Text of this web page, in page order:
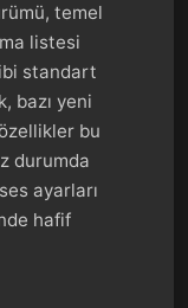
temel
listesi
standart
bazı yeni
bu
durumda
ayarları
hafif